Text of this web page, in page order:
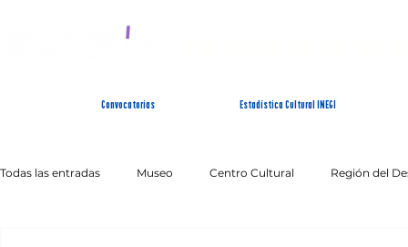
Convocatorias Estadística Cultural INEGI
Todas las entradas Museo Centro Cultural Región del